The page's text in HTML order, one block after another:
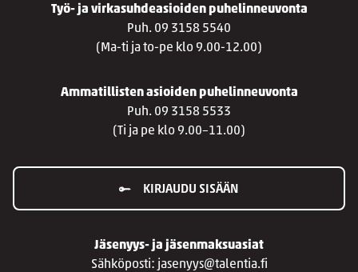
Työ- ja virkasuhdeasioiden puhelinneuvonta
Puh. 09 3158 5540
(Ma-ti ja to-pe klo 9.00-12.00)
Ammatillisten asioiden puhelinneuvonta
Puh. 09 3158 5533
(Ti ja pe klo 9.00–11.00)
KIRJAUDU SISÄÄN
Jäsenyys- ja jäsenmaksuasiat
Sähköposti: jasenyys@talentia.fi